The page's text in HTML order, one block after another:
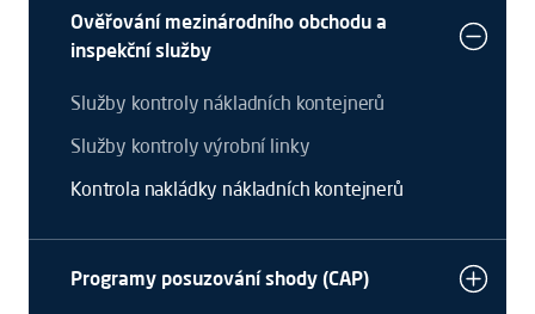
Ověřování mezinárodního obchodu a
inspekční služby
Služby kontroly nákladních kontejnerů
Služby kontroly výrobní linky
Kontrola nakládky nákladních kontejnerů
Programy posuzování shody (CAP)